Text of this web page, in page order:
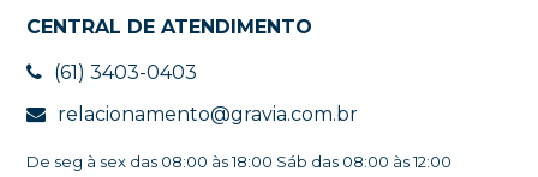
CENTRAL DE ATENDIMENTO
(61) 3403-0403
relacionamento@gravia.com.br
De seg à sex das 08:00 às 18:00 Sáb das 08:00 às 12:00